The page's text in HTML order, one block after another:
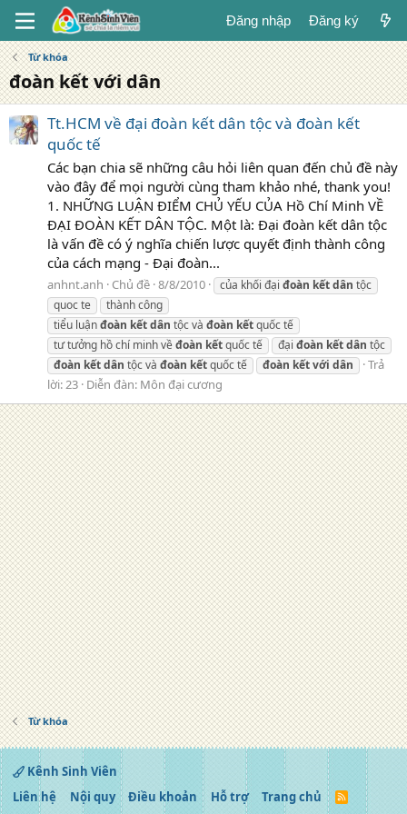
Đăng nhập Đăng ký
Từ khóa
đoàn kết với dân
Tt.HCM về đại đoàn kết dân tộc và đoàn kết
quốc tế
Các bạn chia sẽ những câu hỏi liên quan đến chủ đề này
vào đây để mọi người cùng tham khảo nhé, thank you!
1. NHỮNG LUẬN ĐIỂM CHỦ YẾU CỦA Hồ Chí Minh VỀ
ĐẠI ĐOÀN KẾT DÂN TỘC. Một là: Đại đoàn kết dân tộc
là vấn đề có ý nghĩa chiến lược quyết định thành công
của cách mạng - Đại đoàn...
anhnt.anh Chủ đề 8/8/2010 của khối đại đoàn kếtdân tộc
quoc te
thành công
tiểu luậnđoàn kếtdân tộc và đoàn kếtquốc tế
tư tưởng hồ chí minh vềđoàn kếtquốc tế đại đoàn kếtdân tộc
đoàn kếtdân tộc và đoàn kếtquốc tế đoàn kếtvới dân
Trả
lời: 23 Diễn đàn: Môn đại cương
Từ khóa
Kênh Sinh Viên
Liên hệ
Nội quy Điều khoản Hỗ trợ Trang chủ
R